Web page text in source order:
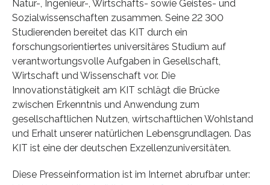
Natur-, Ingenieur-, Wirtschafts- sowie Geistes- und
Sozialwissenschaften zusammen. Seine 22 300
Studierenden bereitet das KIT durch ein
forschungsorientiertes universitäres Studium auf
verantwortungsvolle Aufgaben in Gesellschaft,
Wirtschaft und Wissenschaft vor. Die
Innovationstätigkeit am KIT schlägt die Brücke
zwischen Erkenntnis und Anwendung zum
gesellschaftlichen Nutzen, wirtschaftlichen Wohlstand
und Erhalt unserer natürlichen Lebensgrundlagen. Das
KIT ist eine der deutschen Exzellenzuniversitäten.
Diese Presseinformation ist im Internet abrufbar unter: